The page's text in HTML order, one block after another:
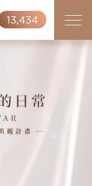
13,434